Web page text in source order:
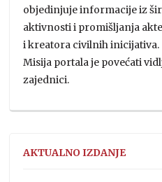
objedinjuje informacije iz
aktivnosti i promišljanja
i kreatora civilnih inicijativa.
Misija portala je povećati
zajednici.
AKTUALNO IZDANJE